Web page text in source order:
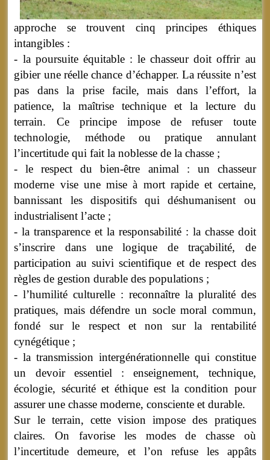
approche se trouvent cinq principes éthiques
intangibles :
- la poursuite équitable : le chasseur doit offrir au
gibier une réelle chance d’échapper. La réussite n’est
pas dans la prise facile, mais dans l’effort, la
patience, la maîtrise technique et la lecture du
terrain. Ce principe impose de refuser toute
technologie, méthode ou pratique annulant
l’incertitude qui fait la noblesse de la chasse ;
- le respect du bien-être animal : un chasseur
moderne vise une mise à mort rapide et certaine,
bannissant les dispositifs qui déshumanisent ou
industrialisent l’acte ;
- la transparence et la responsabilité : la chasse doit
s’inscrire dans une logique de traçabilité, de
participation au suivi scientifique et de respect des
règles de gestion durable des populations ;
- l’humilité culturelle : reconnaître la pluralité des
pratiques, mais défendre un socle moral commun,
fondé sur le respect et non sur la rentabilité
cynégétique ;
- la transmission intergénérationnelle qui constitue
un devoir essentiel : enseignement, technique,
écologie, sécurité et éthique est la condition pour
assurer une chasse moderne, consciente et durable.
Sur le terrain, cette vision impose des pratiques
claires. On favorise les modes de chasse où
l’incertitude demeure, et l’on refuse les appâts